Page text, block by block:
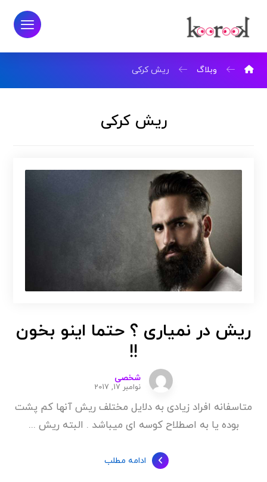
وبلاگ ریش کرکی
ریش کرکی
ریش در نمیاری ؟ حتما اینو بخون
!!
شخصی
نوامبر 17, 2017
متاسفانه افراد زیادی به دلایل مختلف ریش آنها کم پشت
بوده یا به اصطلاح کوسه ای میباشد . البته ریش ...
ادامه مطلب